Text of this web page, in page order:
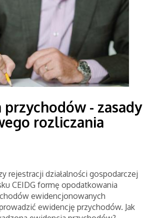
przychodów - zasady
rozliczania
rejestracji działalności gospodarczej
CEIDG formę opodatkowania
ewidencjonowanych
ewidencję przychodów. Jak